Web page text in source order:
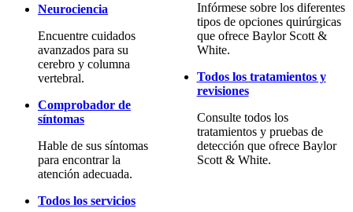
Neurociencia
Encuentre cuidados
avanzados para su
cerebro y columna
vertebral.
Comprobador de
síntomas
Hable de sus síntomas
para encontrar la
atención adecuada.
Todos los servicios
Infórmese sobre los diferentes
tipos de opciones quirúrgicas
que ofrece Baylor Scott &
White.
Todos los tratamientos y
revisiones
Consulte todos los
tratamientos y pruebas de
detección que ofrece Baylor
Scott & White.